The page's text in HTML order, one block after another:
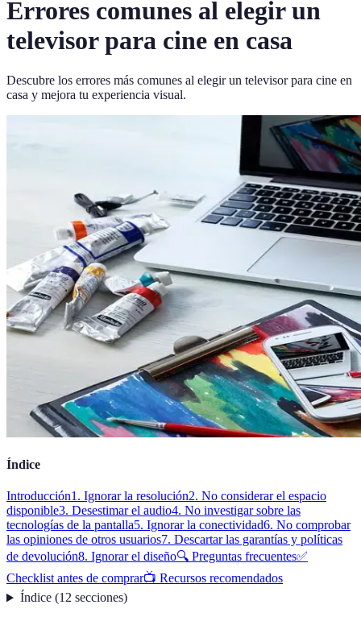
Errores comunes al elegir un
televisor para cine en casa
Descubre los errores más comunes al elegir un televisor para cine en
casa y mejora tu experiencia visual.
Índice
Introducción1. Ignorar la resolución2. No considerar el espacio
disponible3. Desestimar el audio4. No investigar sobre las
tecnologías de la pantalla5. Ignorar la conectividad6. No comprobar
las opiniones de otros usuarios7. Descartar las garantías y políticas
de devolución8. Ignorar el diseño🔍 Preguntas frecuentes✅
Checklist antes de comprar📺 Recursos recomendados
Índice(12 secciones)